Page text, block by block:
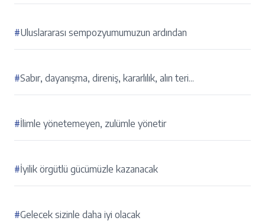
#Uluslararası sempozyumumuzun ardından
#Sabır, dayanışma, direniş, kararlılık, alın teri...
#İlimle yönetemeyen, zulümle yönetir
#İyilik örgütlü gücümüzle kazanacak
#Gelecek sizinle daha iyi olacak